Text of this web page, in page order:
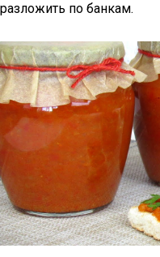
разложить по банкам.